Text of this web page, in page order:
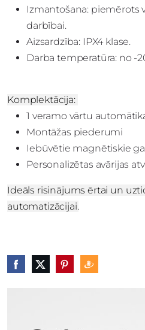
Izmantošana: piemērots
darbībai.
Aizsardzība: IPX4 klase.
Darba temperatūra: no -
Komplektācija:
1 veramo vārtu
Montāžas piederumi
Iebūvētie magnētiskie
Personalizētas avārijas
Ideāls risinājums ērtai un
automatizācijai.